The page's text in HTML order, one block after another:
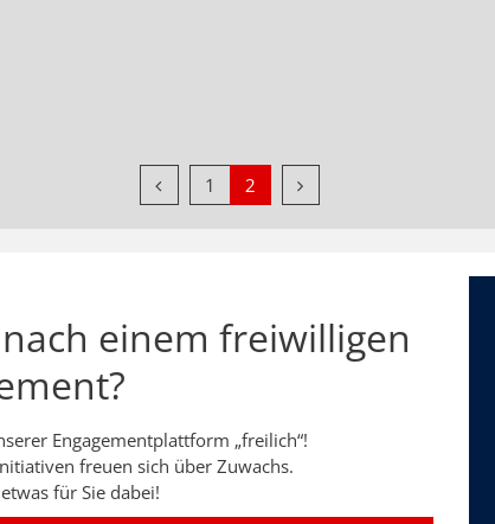
Vorherige Seite
1 2 Nächste Seite
einem freiwilligen
Engagementplattform „freilich“!
freuen sich über Zuwachs.
für Sie dabei!